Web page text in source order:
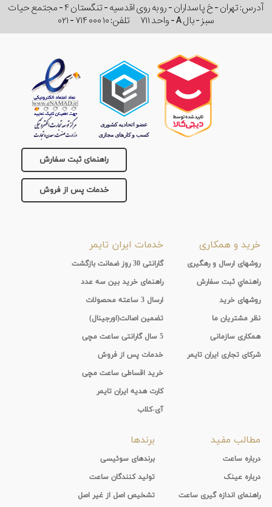
آدرس: تهران - خ پاسداران - رو به روی اقدسیه - تنگستان ۴ - مجتمع حیات
سبز - بال A - واحد ۷۱۱
تلفن:۰۲۱ - ۷۱۴ ۰۰۰ ۱۰
راهنمای ثبت سفارش
خدمات پس از فروش
خرید و همکاری
روشهای ارسال و رهگیری
راهنماي ثبت سفارش
روشهای خرید
نظر مشتریان ما
همکاری سازمانی
شرکای تجاری ایران تایمر
خدمات ایران تایمر
گارانتی 30 روز ضمانت بازگشت
راهنمای خرید بین سه عدد
ارسال 3 ساعته محصولات
تضمین اصالت(اورجینال)
5 سال گارانتی ساعت مچی
خدمات پس از فروش
خرید اقساطی ساعت مچی
کارت هدیه ایران تایمر
آی-کلاب
مطالب مفید
درباره ساعت
درباره عینک
راهنمای اندازه گیری ساعت
برندها
برندهای سوئیسی
تولید کنندگان ساعت
تشخیص اصل از غیر اصل